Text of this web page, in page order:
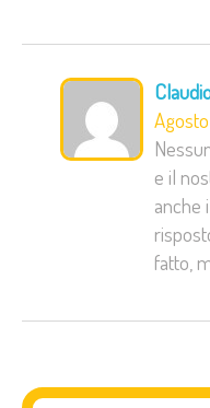
e il
anche
fatto,